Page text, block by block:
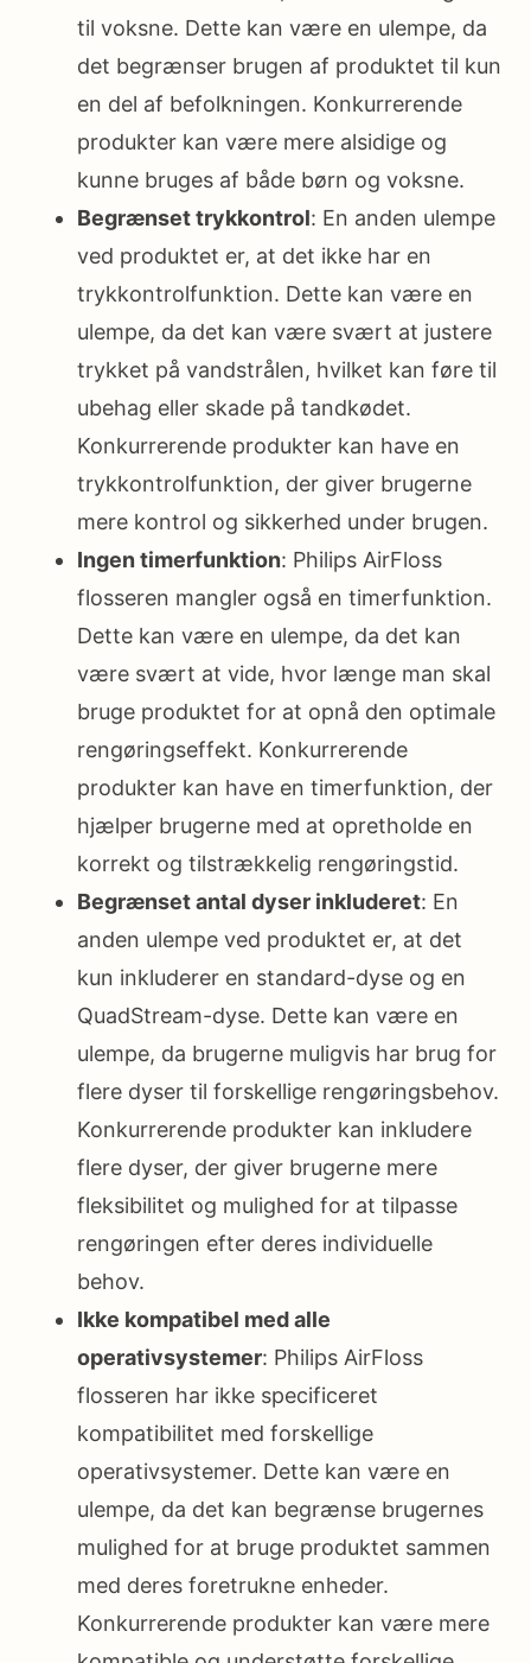
til voksne. Dette kan være en ulempe, da
det begrænser brugen af produktet til kun
en del af befolkningen. Konkurrerende
produkter kan være mere alsidige og
kunne bruges af både børn og voksne.
Begrænset trykkontrol: En anden ulempe
ved produktet er, at det ikke har en
trykkontrolfunktion. Dette kan være en
ulempe, da det kan være svært at justere
trykket på vandstrålen, hvilket kan føre til
ubehag eller skade på tandkødet.
Konkurrerende produkter kan have en
trykkontrolfunktion, der giver brugerne
mere kontrol og sikkerhed under brugen.
Ingen timerfunktion: Philips AirFloss
flosseren mangler også en timerfunktion.
Dette kan være en ulempe, da det kan
være svært at vide, hvor længe man skal
bruge produktet for at opnå den optimale
rengøringseffekt. Konkurrerende
produkter kan have en timerfunktion, der
hjælper brugerne med at opretholde en
korrekt og tilstrækkelig rengøringstid.
Begrænset antal dyser inkluderet: En
anden ulempe ved produktet er, at det
kun inkluderer en standard-dyse og en
QuadStream-dyse. Dette kan være en
ulempe, da brugerne muligvis har brug for
flere dyser til forskellige rengøringsbehov.
Konkurrerende produkter kan inkludere
flere dyser, der giver brugerne mere
fleksibilitet og mulighed for at tilpasse
rengøringen efter deres individuelle
behov.
Ikke kompatibel med alle
operativsystemer: Philips AirFloss
flosseren har ikke specificeret
kompatibilitet med forskellige
operativsystemer. Dette kan være en
ulempe, da det kan begrænse brugernes
mulighed for at bruge produktet sammen
med deres foretrukne enheder.
Konkurrerende produkter kan være mere